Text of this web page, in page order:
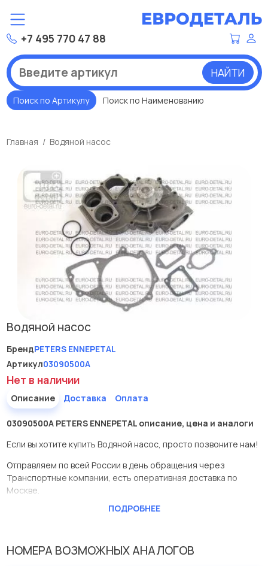
+7 495 770 47 88
НАЙТИ
Поиск по Артикулу Поиск по Наименованию
Главная Водяной насос
Водяной насос
БрендPETERS ENNEPETAL
Артикул03090500A
Нет в наличии
Описание Доставка Оплата
03090500A PETERS ENNEPETAL описание, цена и аналоги
Если вы хотите купить Водяной насос, просто позвоните нам!
Отправляем по всей России в день обращения через
Транспортные компании, есть оперативная доставка по
Москве.
Эта запчасть представлена по производителю PETERS
У данной детали есть аналоги с номерами, убедитесь сами.
ПОДРОБНЕЕ
НОМЕРА ВОЗМОЖНЫХ АНАЛОГОВ